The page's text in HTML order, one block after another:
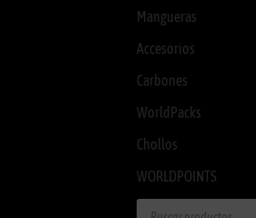
Mangueras
Accesorios
Carbones
WorldPacks
Chollos
WORLDPOINTS